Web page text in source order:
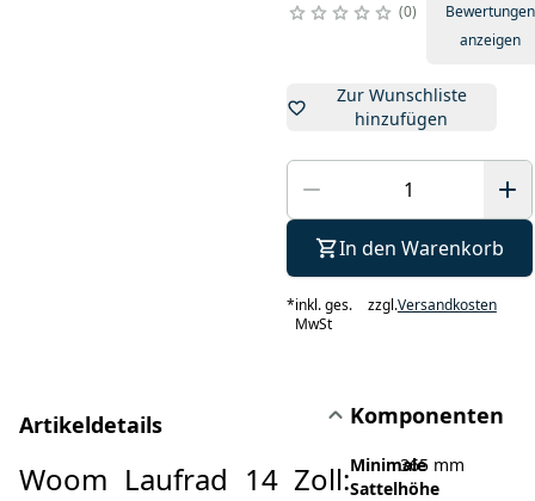
0
Bewertungen
anzeigen
Zur Wunschliste
hinzufügen
In den Warenkorb
*inkl. ges.
MwSt
zzgl.Versandkosten
Artikeldetails
Woom Laufrad 14 Zoll:
Komponenten
Minimale
Sattelhöhe
365 mm